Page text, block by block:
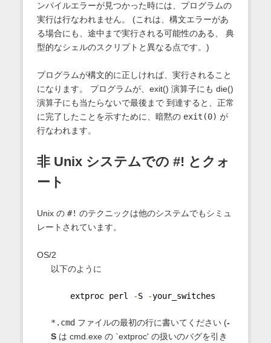
ンパイルエラーが見つかった時には、プログラムの
実行は行なわれません。 (これは、構文エラーがあ
る場合にも、途中まで実行される可能性のある、 典
型的なシェルのスクリプトと異なる点です。)
プログラムが構文的に正しければ、実行されること
になります。 プログラムが、exit() 演算子にも die()
演算子にも当たらないで最後まで 到達すると、正常
に完了したことを示すために、暗黙の exit(0) が
行なわれます。
非 Unix システムでの #! とクォ
ート
Unix の #! のテクニックは他のシステムでもシミュ
レートされています。
OS/2
以下のように
extproc perl -S -your_switches
*.cmd ファイルの最初の行に書いてください (-
Sは cmd.exe の `extproc' の扱いのバグを引き